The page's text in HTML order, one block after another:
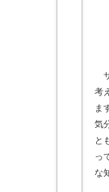
考
ま
気
と
っ
な